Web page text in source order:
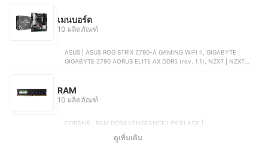
เมนบอร์ด
10 ผลิตภัณฑ์
ASUS | ASUS ROG STRIX Z790-A GAMING WIFI II, GIGABYTE |
GIGABYTE Z790 AORUS ELITE AX DDR5 (rev. 1.1), NZXT | NZXT
RAM
10 ผลิตภัณฑ์
CORSAIR | RAM DDR4 VENGEANCE LPX BLACK |
CMK32GX4M2E3200C16, BLACKBERRY | RAM DDR4 แรม 8 GB
MAXIMUS | A0133312, XPG | GAMMIX D35G U DIMM RAM DDR4 ,
ดูเพิ่มเติม